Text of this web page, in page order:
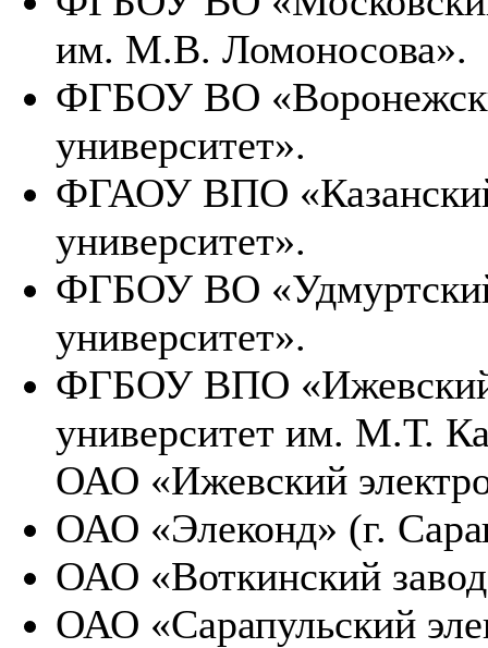
им. М.В. Ломоносова».
ФГБОУ ВО
университет».
ФГАОУ ВПО
университет».
ФГБОУ ВО
университет».
ФГБОУ ВПО «Ижевский
университет им. М.Т.
ОАО «Ижевский
ОАО «Элеконд» (г.
ОАО «Воткинский
ОАО «Сарапульский